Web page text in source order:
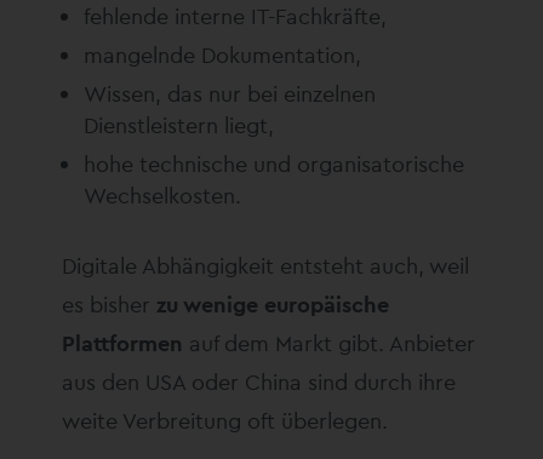
fehlende interne IT-Fachkräfte,
mangelnde Dokumentation,
Wissen, das nur bei einzelnen
Dienstleistern liegt,
hohe technische und organisatorische
Wechselkosten.
Digitale Abhängigkeit entsteht auch, weil
es bisher zu wenige europäische
Plattformen auf dem Markt gibt. Anbieter
aus den USA oder China sind durch ihre
weite Verbreitung oft überlegen.